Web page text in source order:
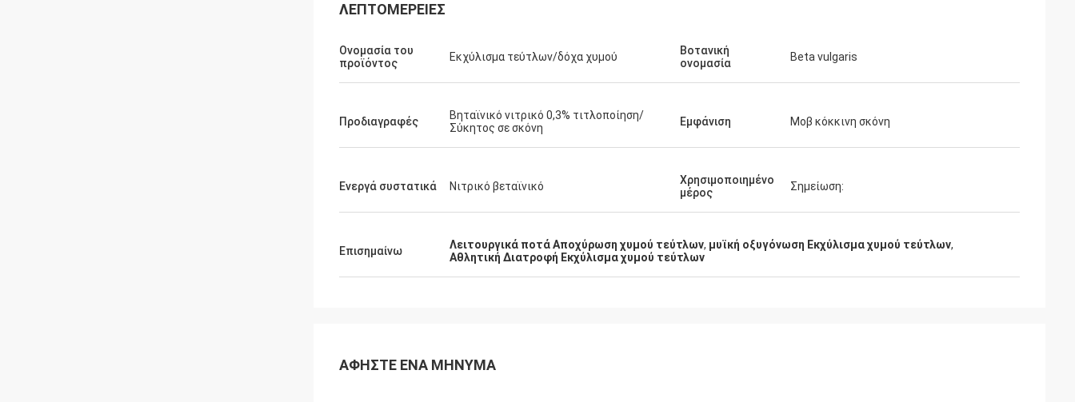
ΛΕΠΤΟΜΈΡΕΙΕΣ
Ονομασία του
προϊόντος
Εκχύλισμα τεύτλων/δόχα χυμού
Βοτανική
ονομασία
Beta vulgaris
Προδιαγραφές
Βηταϊνικό νιτρικό 0,3% τιτλοποίηση/
Σύκητος σε σκόνη
Εμφάνιση Μοβ κόκκινη σκόνη
Ενεργά συστατικά Νιτρικό βεταϊνικό
Χρησιμοποιημένο
μέρος
Σημείωση:
Επισημαίνω Λειτουργικά ποτά Αποχύρωση χυμού τεύτλων, μυϊκή οξυγόνωση Εκχύλισμα χυμού τεύτλων,
Αθλητική Διατροφή Εκχύλισμα χυμού τεύτλων
ΑΦΉΣΤΕ ΈΝΑ ΜΉΝΥΜΑ